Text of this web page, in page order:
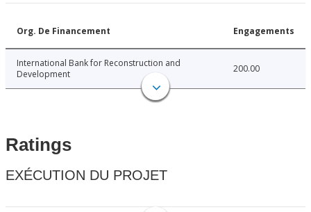
Org. De Financement Engagements
International Bank for Reconstruction and
Development
200.00
Ratings
EXÉCUTION DU PROJET